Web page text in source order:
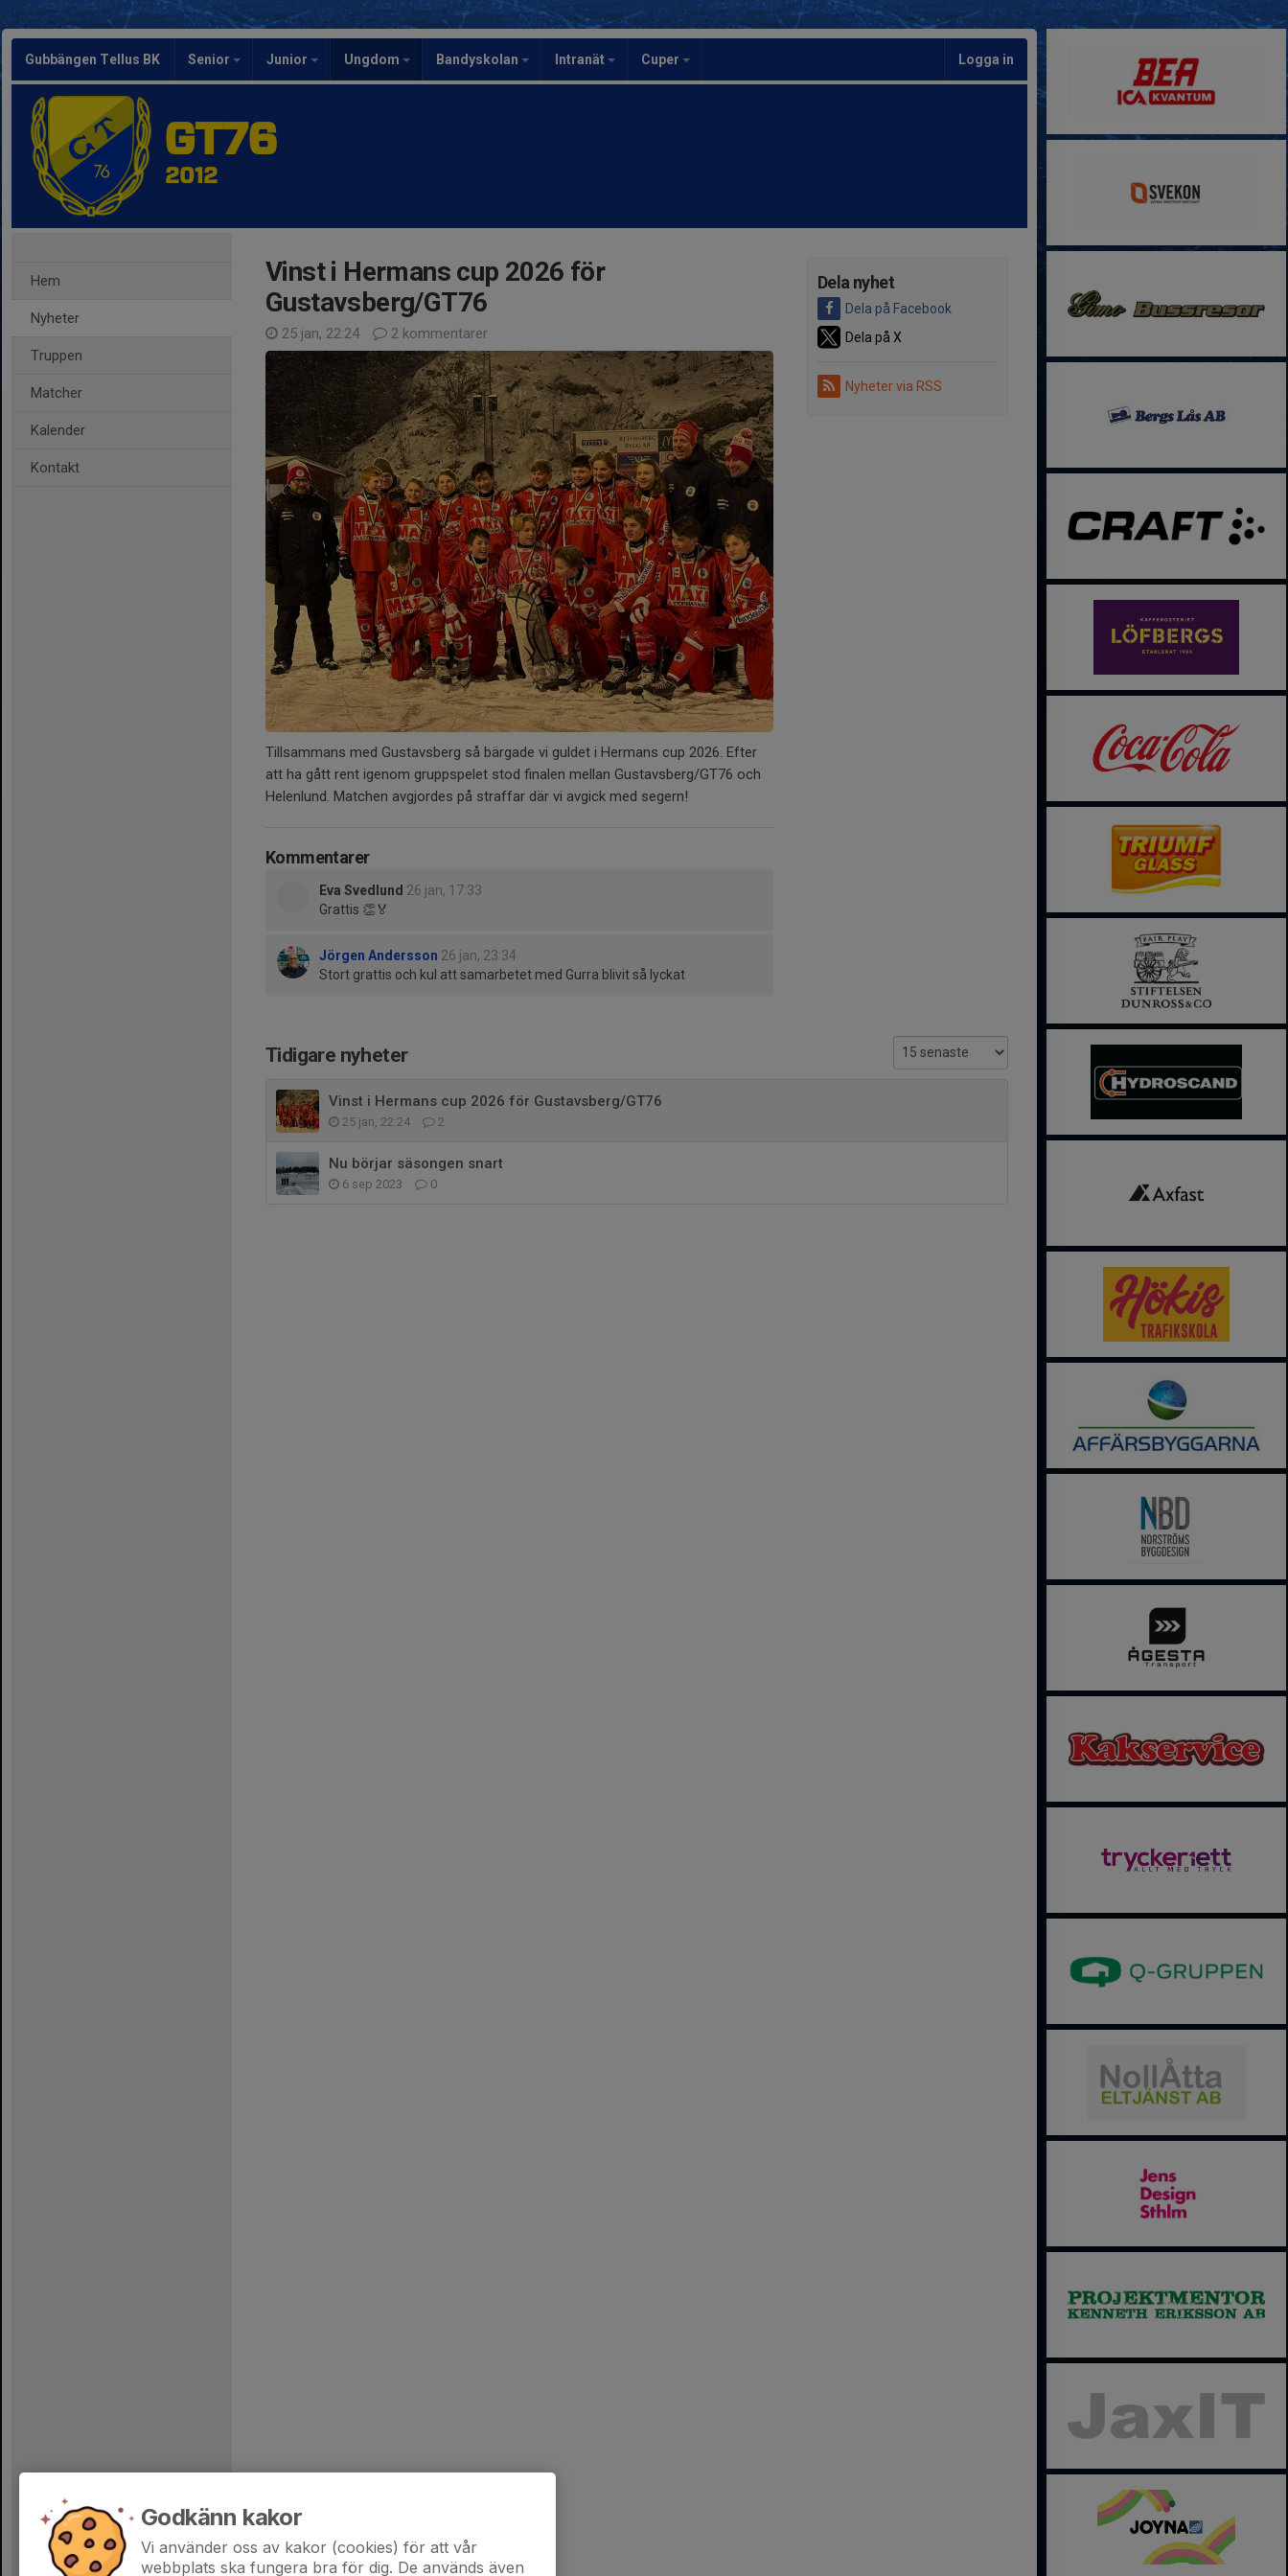
Gubbängen Tellus BK Senior Junior Ungdom Bandyskolan Intranät Cuper Logga in
GT76
2012
Hem
Nyheter
Truppen
Matcher
Kalender
Kontakt
Dela nyhet
Dela på Facebook
Dela på X
Nyheter via RSS
Vinst i Hermans cup 2026 för
Gustavsberg/GT76
25 jan, 22:24 2 kommentarer
Tillsammans med Gustavsberg så bärgade vi guldet i Hermans cup 2026. Efter
att ha gått rent igenom gruppspelet stod finalen mellan Gustavsberg/GT76 och
Helenlund. Matchen avgjordes på straffar där vi avgick med segern!
Kommentarer
Eva Svedlund 26 jan, 17:33
Grattis 👏🏅
Jörgen Andersson 26 jan, 23:34
Stort grattis och kul att samarbetet med Gurra blivit så lyckat
Tidigare nyheter
Vinst i Hermans cup 2026 för Gustavsberg/GT76
25 jan, 22:24 2
Nu börjar säsongen snart
6 sep 2023 0
Godkänn kakor
Vi använder oss av kakor (cookies) för att vår
webbplats ska fungera bra för dig. De används även